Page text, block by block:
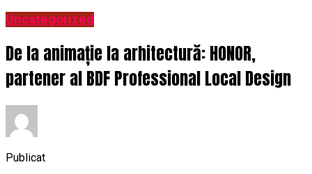
Uncategorized
De la animație la arhitectură: HONOR,
partener al BDF Professional Local Design
Publicat